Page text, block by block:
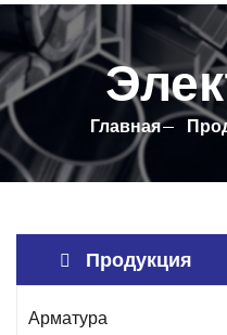
Главная
Продукция
Арматура